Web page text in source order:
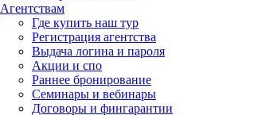
Агентствам
Где купить наш тур
Регистрация агентства
Выдача логина и пароля
Акции и спо
Раннее бронирование
Семинары и вебинары
Договоры и фингарантии